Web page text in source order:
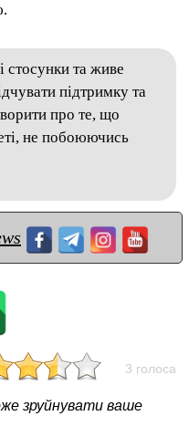
стосунки та живе
підтримку та
про те, що
не побоюючись
3 голоса
зруйнувати ваше